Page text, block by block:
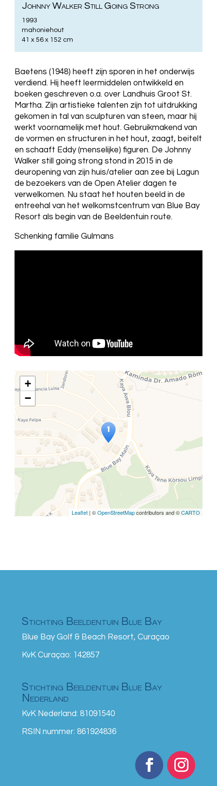
Johnny Walker Still Going Strong
1993
mahoniehout
41 x 56 x 152 cm
Baetens (1948) heeft zijn sporen in het onderwijs
verdiend. Hij heeft leermiddelen ontwikkeld en
boeken geschreven o.a. over Landhuis Groot St.
Martha. Zijn artistieke talenten zijn tot uitdrukking
gekomen in tal van sculpturen van steen, maar hij
werkt voornamelijk met hout. Gebruikmakend van
de vormen en structuren in het hout, zaagt, beitelt
en schaaft Eddy (menselijke) figuren. De Johnny
Walker still going strong stond in 2015 in de
deuropening van zijn huis/atelier aan zee bij Lagun
de bezoekers van de Open Atelier dagen te
verwelkomen. Nu staat het houten beeld in de
entreehal van het welkomstcentrum van Blue Bay
Resort als begin van de Beeldentuin route.
Schenking familie Gulmans
Travelers' Map is loading...
If you see this after your page is
loaded completely, leafletJS files
are missing.
+
−
Leaflet | ©OpenStreetMapcontributors and ©CARTO
Stichting Beeldentuin Blue Bay
Blue Bay Golf & Beach Resort, Curaçao
KvK Curaçao: 142857
Stichting Beeldentuin Blue Bay
Nederland
KvK Nederland: 81091540
RSIN nummer: 861924836